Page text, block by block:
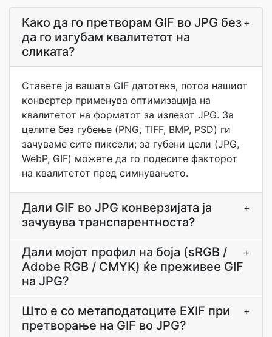
Како да го претворам GIF во JPG без
да го изгубам квалитетот на
сликата?
+
Ставете ја вашата GIF датотека, потоа нашиот
конвертер применува оптимизација на
квалитетот на форматот за излезот JPG. За
целите без губење (PNG, TIFF, BMP, PSD) ги
зачуваме сите пиксели; за губени цели (JPG,
WebP, GIF) можете да го подесите факторот
на квалитетот пред симнувањето.
Дали GIF во JPG конверзијата ја
зачувува транспарентноста?
+
Дали мојот профил на боја (sRGB /
Adobe RGB / CMYK) ќе преживее GIF
на JPG?
+
Што е со метаподатоците EXIF при
претворање на GIF во JPG?
+